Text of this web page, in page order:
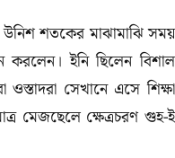
উনিশ শতকের মাঝামাঝি সময়
করলেন। ইনি ছিলেন বিশাল
সেখানে এসে শিক্ষা
মেজছেলে ক্ষেত্রচরণ গুহ-ই